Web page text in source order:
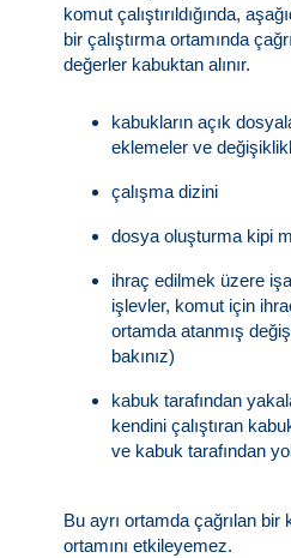
komut çalıştırıldığında,
bir çalıştırma ortamında
değerler kabuktan alınır.
kabukların açık
eklemeler ve
çalışma dizini
dosya oluşturma kipi
ihraç edilmek üzere
işlevler, komut için
ortamda atanmış
bakınız)
kabuk tarafından
kendini çalıştıran
ve kabuk tarafından
Bu ayrı ortamda çağrılan bir
ortamını etkileyemez.